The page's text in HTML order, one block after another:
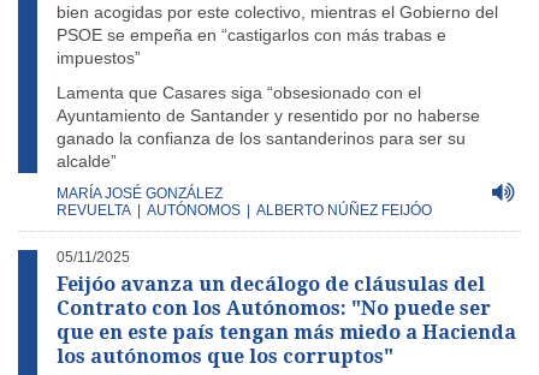
bien acogidas por este colectivo, mientras el Gobierno del
PSOE se empeña en “castigarlos con más trabas e
impuestos”
Lamenta que Casares siga “obsesionado con el
Ayuntamiento de Santander y resentido por no haberse
ganado la confianza de los santanderinos para ser su
alcalde”
MARÍA JOSÉ GONZÁLEZ
REVUELTA
AUTÓNOMOS ALBERTO NÚÑEZ FEIJÓO
05/11/2025
Feijóo avanza un decálogo de cláusulas del
Contrato con los Autónomos: "No puede ser
que en este país tengan más miedo a Hacienda
los autónomos que los corruptos"